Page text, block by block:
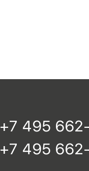
+7 495
+7 495